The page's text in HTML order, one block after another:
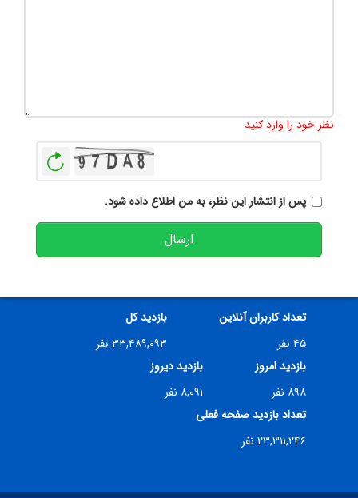
نظر خود را وارد کنید
پس از انتشار این نظر، به من اطلاع داده شود.
ارسال
تعداد کاربران آنلاین
۴۵ نفر
بازدید کل
۳۳,۴۸۹,۰۹۳ نفر
بازدید امروز
۸۹۸ نفر
بازدید دیروز
۸,۰۹۱ نفر
تعداد بازدید صفحه فعلی
۲۳,۳۱۱,۲۴۶ نفر